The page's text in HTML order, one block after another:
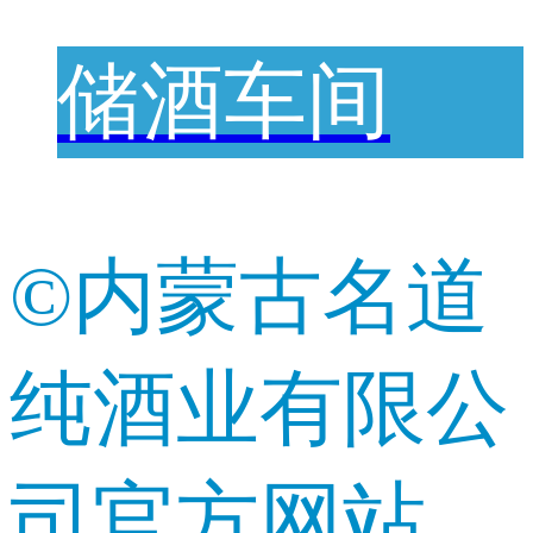
储酒车间
©内蒙古名道
纯酒业有限公